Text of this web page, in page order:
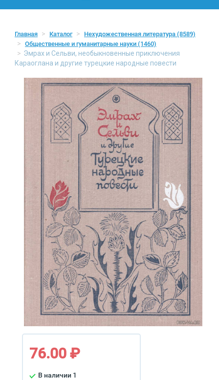
Главная Каталог Нехудожественная литература (8589)
Общественные и гуманитарные науки (1460)
Эмрах и Сельви, необыкновенные приключения
Караоглана и другие турецкие народные повести
76.00 ₽
В наличии 1